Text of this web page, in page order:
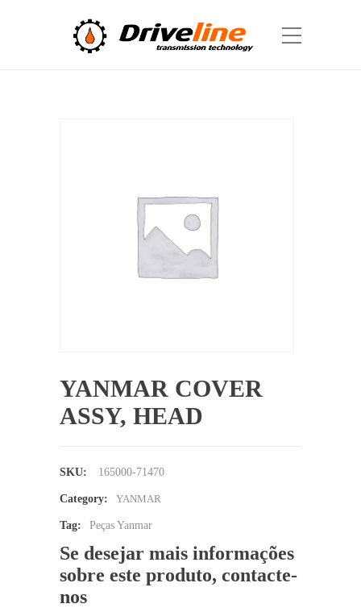
YANMAR COVER
ASSY, HEAD
SKU: 165000-71470
Category: YANMAR
Tag: Peças Yanmar
Se desejar mais informações
sobre este produto, contacte-
nos